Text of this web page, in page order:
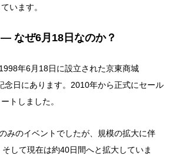
います。
なぜ6月18日なのか？
年6月18日に設立された京東商城
念日にあります。2010年から正式にセール
トしました。
みのイベントでしたが、規模の拡大に伴
して現在は約40日間へと拡大していま